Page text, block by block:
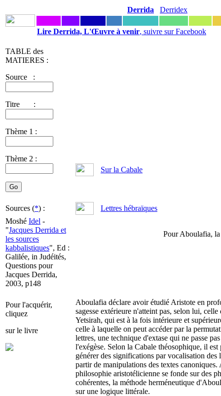
Derrida Derridex
Lire Derrida, L'Œuvre à venir, suivre sur Facebook
TABLE des
MATIERES :
Source :
Titre :
Thème 1 :
Thème 2 :
Sur la Cabale
Sources (*) :
Lettres hébraïques
Moshé Idel -
"Jacques Derrida et
les sources
kabbalistiques", Ed :
Galilée, in Judéités,
Questions pour
Jacques Derrida,
2003, p148
Pour Aboulafia, la
Aboulafia déclare avoir étudié Aristote en
sagesse extérieure n'atteint pas, selon lui, celle
Yetsirah, qui est à la fois intérieure et
celle à laquelle on peut accéder par la
lettres, une technique d'extase qui ne passe
l'exégèse. Selon la Cabale théosophique, il est
générer des significations par vocalisation des
partir de manipulations des textes canoniques.
philosophie aristotélicienne se fonde sur des
cohérentes, la méthode herméneutique
sur une logique littérale.
Pour l'acquérir,
cliquez
sur le livre